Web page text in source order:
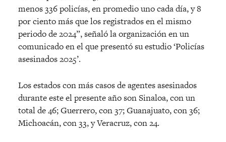
menos 336 policías, en promedio uno cada día, y 8
por ciento más que los registrados en el mismo
periodo de 2024”, señaló la organización en un
comunicado en el que presentó su estudio ‘Policías
asesinados 2025’.
Los estados con más casos de agentes asesinados
durante este el presente año son Sinaloa, con un
total de 46; Guerrero, con 37; Guanajuato, con 36;
Michoacán, con 33, y Veracruz, con 24.